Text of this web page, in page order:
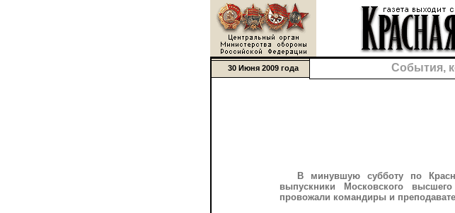
30 Июня 2009 года События,
В минувшую субботу по
выпускники Московского
провожали командиры и